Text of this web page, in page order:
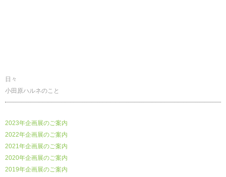
日々
小田原ハルネのこと
2023年企画展のご案内
2022年企画展のご案内
2021年企画展のご案内
2020年企画展のご案内
2019年企画展のご案内